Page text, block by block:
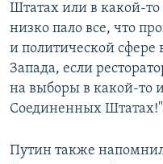
Штатах или в какой-то
низко пало все, что
и политической сфере
Запада, если
на выборы в какой-то
Соединенных Штатах!"
Путин также напомнил